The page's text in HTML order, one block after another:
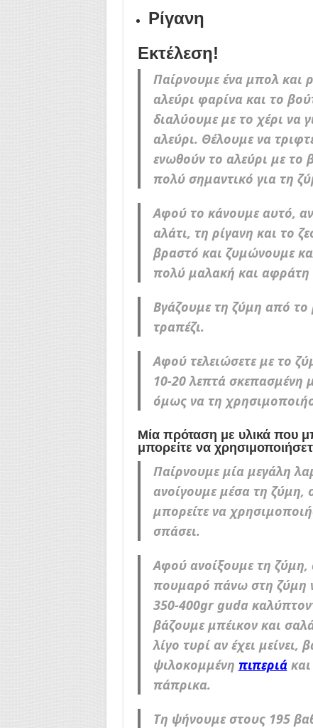
Ρίγανη
Εκτέλεση!
Παίρνουμε ένα μπολ και
αλεύρι φαρίνα και το
διαλύουμε με το χέρι να
αλεύρι. Θέλουμε να
ενωθούν το αλεύρι με το
πολύ σημαντικό για τη
Αφού το κάνουμε αυτό,
αλάτι, τη ρίγανη και το
βραστό και ζυμώνουμε
πολύ μαλακή και αφράτη
Βγάζουμε τη ζύμη από
τραπέζι.
Αφού τελειώσετε με το
10-20 λεπτά σκεπασμένη
όμως να τη
Μία πρόταση με υλικά που
μπορείτε να
Παίρνουμε μία μεγάλη
ανοίγουμε μέσα τη ζύμη,
μπορείτε να
σπάσει.
Αφού ανοίξουμε τη
πουμαρό πάνω στη ζύμη
350-400gr guda
βάζουμε μπέικον και
λίγο τυρί αν έχει
ψιλοκομμένη πιπεριά
πάπρικα.
Τη ψήνουμε στους 195